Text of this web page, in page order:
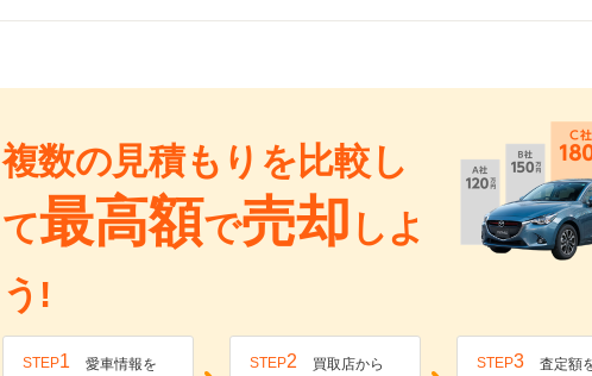
複数の見積もりを比較し
て最高額で売却 しよ
う!
STEP1
愛車情報を
STEP2
買取店から
STEP3
査定額